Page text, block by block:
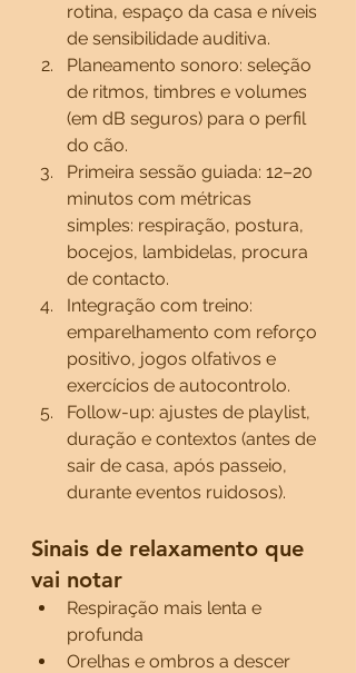
rotina, espaço da casa e níveis
de sensibilidade auditiva.
Planeamento sonoro: seleção
de ritmos, timbres e volumes
(em dB seguros) para o perfil
do cão.
Primeira sessão guiada: 12–20
minutos com métricas
simples: respiração, postura,
bocejos, lambidelas, procura
de contacto.
Integração com treino:
emparelhamento com reforço
positivo, jogos olfativos e
exercícios de autocontrolo.
Follow-up: ajustes de playlist,
duração e contextos (antes de
sair de casa, após passeio,
durante eventos ruidosos).
Sinais de relaxamento que
vai notar
Respiração mais lenta e
profunda
Orelhas e ombros a descer